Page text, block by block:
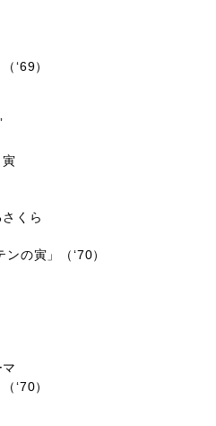
‘69）
くら
の寅」（‘70）
‘70）